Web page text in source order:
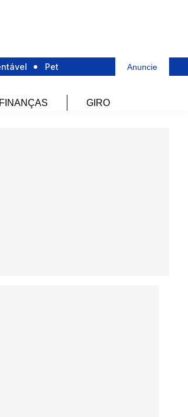
Pet Anuncie
FINANÇAS GIRO